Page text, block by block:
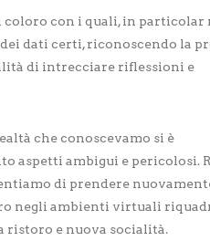
coloro con i quali, in particolar
dati certi, riconoscendo la
di intrecciare riflessioni e
che conoscevamo si è
aspetti ambigui e pericolosi.
di prendere
negli ambienti virtuali
ristoro e nuova socialità.